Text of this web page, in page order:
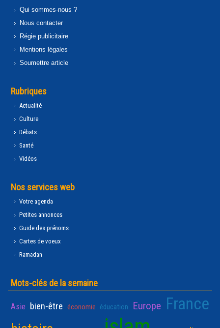
Qui sommes-nous ?
Nous contacter
Régie publicitaire
Mentions légales
Soumettre article
Rubriques
Actualité
Culture
Débats
Santé
Vidéos
Nos services web
Votre agenda
Petites annonces
Guide des prénoms
Cartes de voeux
Ramadan
Mots-clés de la semaine
Asie bien-être économie éducation Europe France